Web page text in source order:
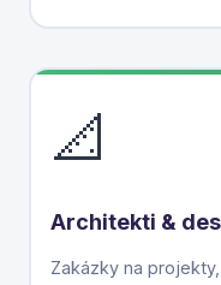
📐
Architekti &
Zakázky na